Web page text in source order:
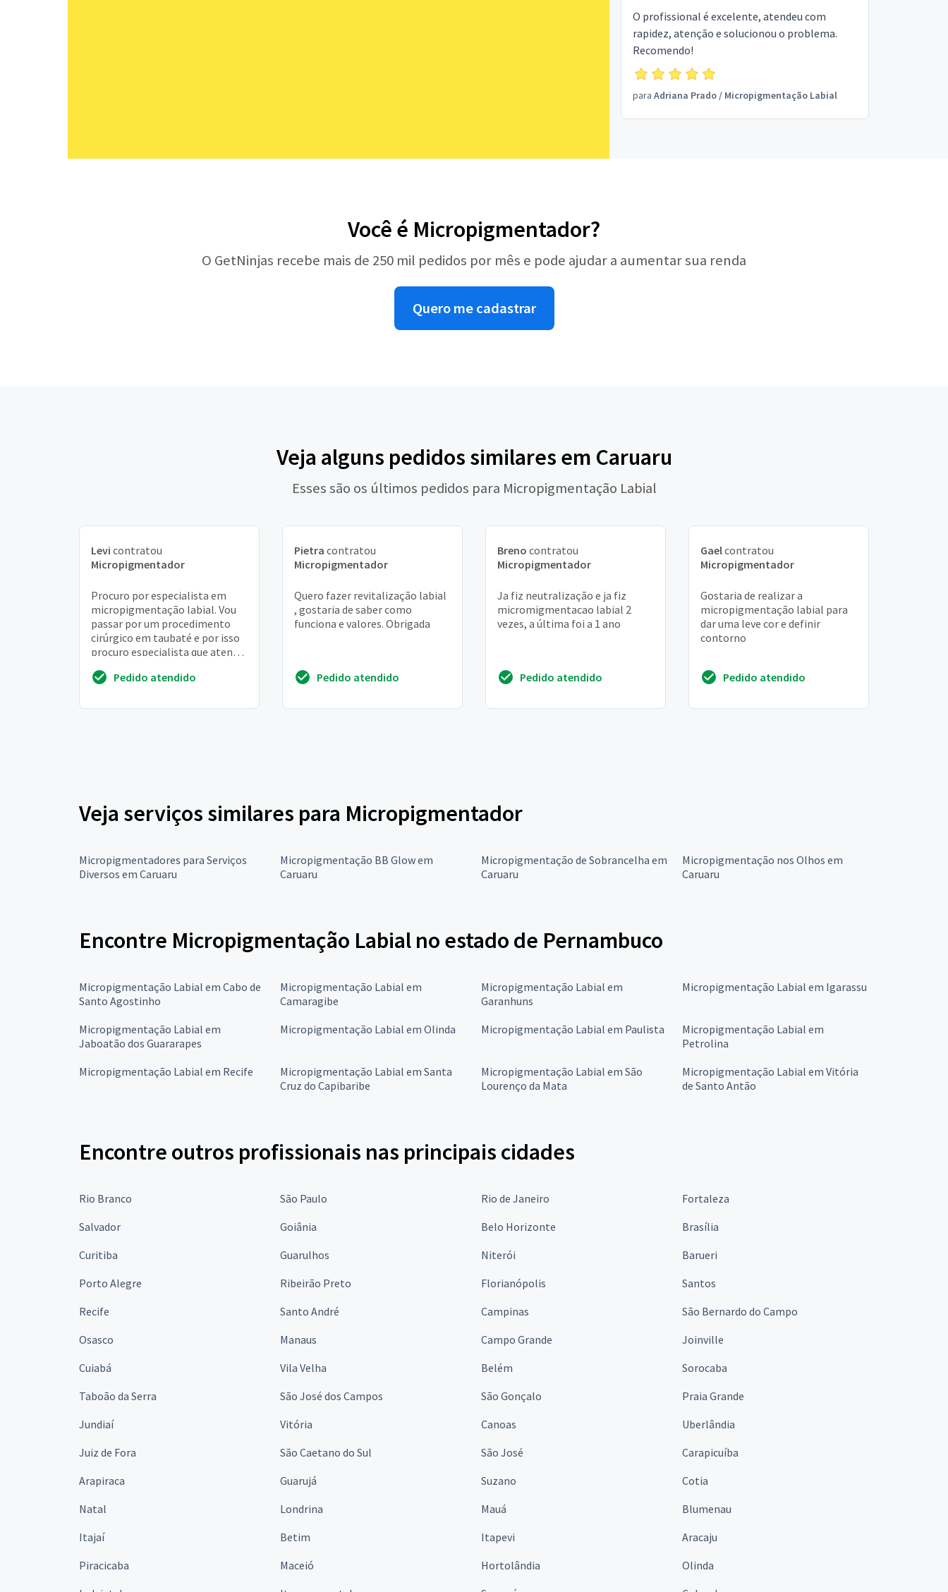
O profissional é excelente, atendeu com
rapidez, atenção e solucionou o problema.
Recomendo!
para Adriana Prado/ Micropigmentação Labial
Você é Micropigmentador?
O GetNinjas recebe mais de 250 mil pedidos por mês e pode ajudar a aumentar sua renda
Quero me cadastrar
Veja alguns pedidos similares em Caruaru
Esses são os últimos pedidos para Micropigmentação Labial
Levi contratou
Micropigmentador
Procuro por especialista em
micropigmentação labial. Vou
passar por um procedimento
cirúrgico em taubaté e por isso
procuro especialista que atenda
Pedido atendido
Pietra contratou
Micropigmentador
Quero fazer revitalização labial
, gostaria de saber como
funciona e valores. Obrigada
Pedido atendido
Breno contratou
Micropigmentador
Ja fiz neutralização e ja fiz
micromigmentacao labial 2
vezes, a última foi a 1 ano
Pedido atendido
Gaelcontratou
Micropigmentador
Gostaria de realizar a
micropigmentação labial para
dar uma leve cor e definir
contorno
Pedido atendido
Veja serviços similares para Micropigmentador
Micropigmentadores para Serviços
Diversos em Caruaru
Micropigmentação BB Glow em
Caruaru
Micropigmentação de Sobrancelha em
Caruaru
Micropigmentação nos Olhos em
Caruaru
Encontre Micropigmentação Labial no estado de Pernambuco
Micropigmentação Labial em Cabo de
Santo Agostinho
Micropigmentação Labial em
Camaragibe
Micropigmentação Labial em
Garanhuns
Micropigmentação Labial em Igarassu
Micropigmentação Labial em
Jaboatão dos Guararapes
Micropigmentação Labial em Olinda Micropigmentação Labial em Paulista
Micropigmentação Labial em
Petrolina
Micropigmentação Labial em Recife
Micropigmentação Labial em Santa
Cruz do Capibaribe
Micropigmentação Labial em São
Lourenço da Mata
Micropigmentação Labial em Vitória
de Santo Antão
Encontre outros profissionais nas principais cidades
Rio Branco São Paulo Rio de Janeiro
Fortaleza
Salvador
Goiânia Belo Horizonte
Brasília
Curitiba
Guarulhos Niterói
Barueri
Porto Alegre
Ribeirão Preto Florianópolis
Santos
Recife
Santo André Campinas
São Bernardo do Campo
Osasco
Manaus Campo Grande
Joinville
Cuiabá
Vila Velha Belém
Sorocaba
Taboão da Serra
São José dos Campos São Gonçalo
Praia Grande
Jundiaí
Vitória Canoas
Uberlândia
Juiz de Fora
São Caetano do Sul São José
Carapicuíba
Arapiraca
Guarujá Suzano
Cotia
Natal
Londrina Mauá
Blumenau
Itajaí
Betim Itapevi
Aracaju
Piracicaba
Maceió Hortolândia
Olinda